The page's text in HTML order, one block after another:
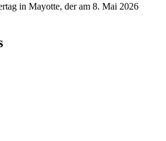
in Mayotte, der am 8. Mai 2026